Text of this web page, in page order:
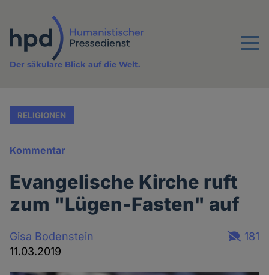
Inhalt
Menu
Der säkulare Blick auf die Welt.
RELIGIONEN
Kommentar
Evangelische Kirche ruft
zum "Lügen-Fasten" auf
Gisa Bodenstein
11.03.2019
181